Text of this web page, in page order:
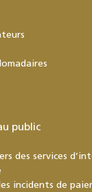
public
des services
incidents de